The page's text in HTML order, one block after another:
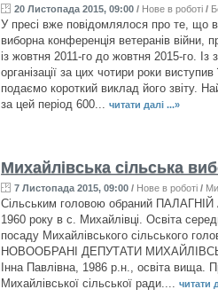
20 Листопада 2015, 09:00 / Нове в роботі /
У пресі вже повідомлялося про те, що
виборна конференція ветеранів війни,
із жовтня 2011-го до жовтня 2015-го. Із
організації за цих чотири роки
подаємо короткий виклад його звіту.
за цей період 600... читати далі ...»
Михайлівська сільська
7 Листопада 2015, 09:00 / Нове в роботі /
Сільським головою обраний ПАЛАГНІЙ
1960 року в с. Михайлівці. Освіта
посаду Михайлівського сільського
НОВООБРАНІ ДЕПУТАТИ
Інна Павлівна, 1986 р.н., освіта вища.
Михайлівської сільської ради.... читати